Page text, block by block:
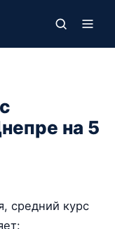
на 5
средний курс